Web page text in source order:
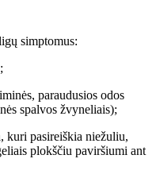
simptomus:
paraudusios odos
spalvos žvyneliais);
kuri pasireiškia niežuliu,
plokščiu paviršiumi ant